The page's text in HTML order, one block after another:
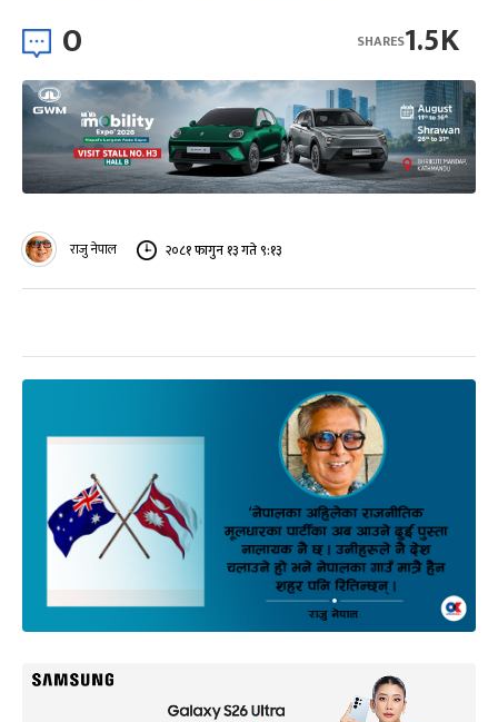
0 1.5K
SHARES
राजु नेपाल २०८१ फागुन १३ गते ९:१३